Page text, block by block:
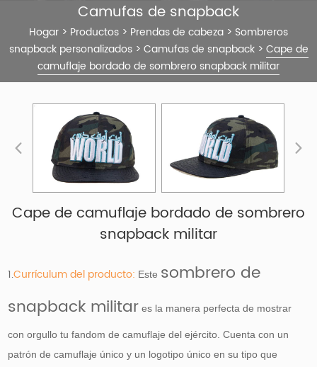
Camufas de snapback
Hogar > Productos > Prendas de cabeza > Sombreros
snapback personalizados> Camufas de snapback> Cape de
camuflaje bordado de sombrero snapback militar
Cape de camuflaje bordado de sombrero
snapback militar
1.Currículum del producto: Este sombrero de
snapback militar es la manera perfecta de mostrar
con orgullo tu fandom de camuflaje del ejército. Cuenta con un
patrón de camuflaje único y un logotipo único en su tipo que